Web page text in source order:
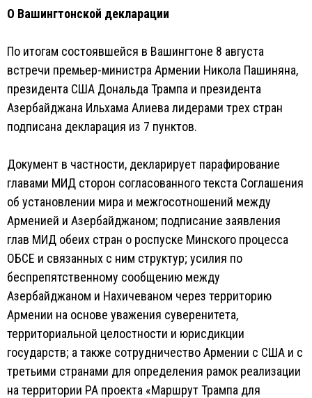
О Вашингтонской декларации
По итогам состоявшейся в Вашингтоне 8 августа
встречи премьер-министра Армении Никола Пашиняна,
президента США Дональда Трампа и президента
Азербайджана Ильхама Алиева лидерами трех стран
подписана декларация из 7 пунктов.
Документ в частности, декларирует парафирование
главами МИД сторон согласованного текста Соглашения
об установлении мира и межгосотношений между
Арменией и Азербайджаном; подписание заявления
глав МИД обеих стран о роспуске Минского процесса
ОБСЕ и связанных с ним структур; усилия по
беспрепятственному сообщению между
Азербайджаном и Нахичеваном через территорию
Армении на основе уважения суверенитета,
территориальной целостности и юрисдикции
государств; а также сотрудничество Армении с США и с
третьими странами для определения рамок реализации
на территории РА проекта «Маршрут Трампа для